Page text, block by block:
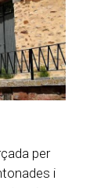
per
i